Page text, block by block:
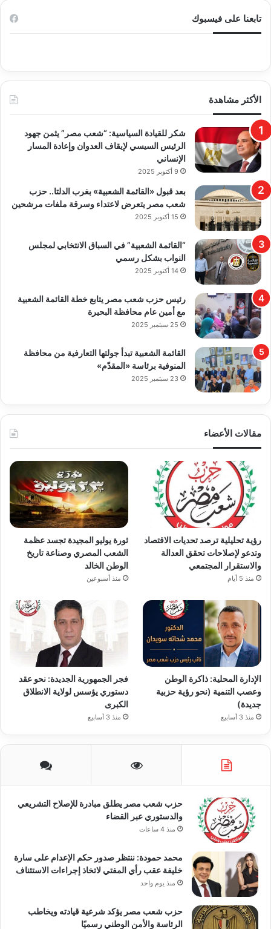
تابعنا على فيسبوك
الأكثر مشاهدة
​شكر للقيادة السياسية: “شعب مصر” يثمن جهود
الرئيس السيسي لإيقاف العدوان وإعادة المسار
الإنساني
9 أكتوبر 2025
بعد قبول «القائمة الشعبية» بغرب الدلتا.. حزب
شعب مصر يتعرض لاعتداء وسرقة ملفات مرشحين
15 أكتوبر 2025
“القائمة الشعبية” في السباق الانتخابي لمجلس
النواب بشكل رسمي
14 أكتوبر 2025
رئيس حزب شعب مصر يتابع خطة القائمة الشعبية
مع أمين عام محافظة البحيرة
25 سبتمبر 2025
القائمة الشعبية تبدأ جولتها التعارفية من محافظة
المنوفية برئاسة «المقدّم»
23 سبتمبر 2025
مقالات الأعضاء
رؤية تحليلية ترصد تحديات الاقتصاد
وتدعو لإصلاحات تحقق العدالة
والاستقرار المجتمعي
منذ 5 أيام
ثورة يوليو المجيدة تجسد عظمة
الشعب المصري وصناعة تاريخ
الوطن الخالد
منذ أسبوعين
​
الإدارة المحلية: ذاكرة الوطن
وعصب التنمية (نحو رؤية حزبية
جديدة)
منذ 3 أسابيع
فجر الجمهورية الجديدة: نحو عقد
دستوري يؤسس لولاية الانطلاق
الكبرى
منذ 3 أسابيع
حزب شعب مصر يطلق مبادرة للإصلاح التشريعي
والدستوري عبر القضاء
منذ 4 ساعات
محمد حمودة: ننتظر صدور حكم الإعدام على سارة
خليفة عقب رأي المفتي لاتخاذ إجراءات الاستئناف
منذ يوم واحد
حزب شعب مصر يؤكد شرعية قيادته ويخاطب
الرئاسة والأمن الوطني رسميًا